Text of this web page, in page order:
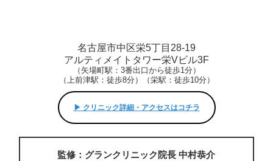
名古屋市中区栄5丁目28-19
アルティメイトタワー栄Vビル3F
（矢場町駅：3番出口から徒歩1分）
（上前津駅：徒歩8分）（栄駅：徒歩10分）
▶︎ クリニック詳細・アクセスはコチラ
監修：グランクリニック院長 中村恭介